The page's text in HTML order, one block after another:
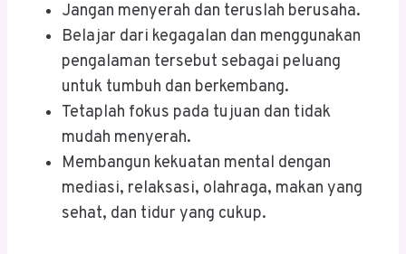
Jangan menyerah dan teruslah berusaha.
Belajar dari kegagalan dan menggunakan
pengalaman tersebut sebagai peluang
untuk tumbuh dan berkembang.
Tetaplah fokus pada tujuan dan tidak
mudah menyerah.
Membangun kekuatan mental dengan
mediasi, relaksasi, olahraga, makan yang
sehat, dan tidur yang cukup.